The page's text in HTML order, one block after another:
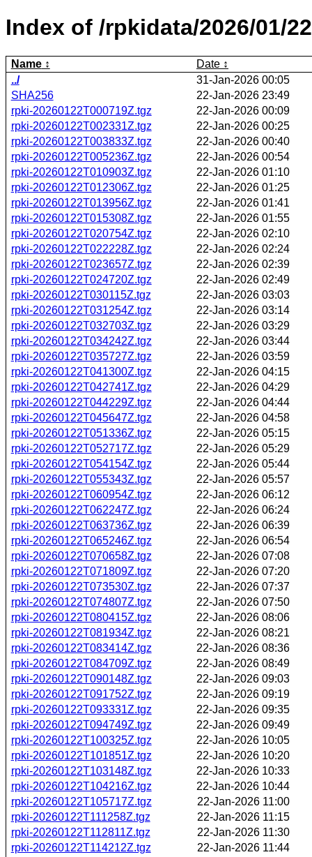
Index of /rpkidata/2026/01/
Name
Date
../
31-Jan-2026 00:05
SHA256
22-Jan-2026 23:49
rpki-20260122T000719Z.tgz
22-Jan-2026 00:09
rpki-20260122T002331Z.tgz
22-Jan-2026 00:25
rpki-20260122T003833Z.tgz
22-Jan-2026 00:40
rpki-20260122T005236Z.tgz
22-Jan-2026 00:54
rpki-20260122T010903Z.tgz
22-Jan-2026 01:10
rpki-20260122T012306Z.tgz
22-Jan-2026 01:25
rpki-20260122T013956Z.tgz
22-Jan-2026 01:41
rpki-20260122T015308Z.tgz
22-Jan-2026 01:55
rpki-20260122T020754Z.tgz
22-Jan-2026 02:10
rpki-20260122T022228Z.tgz
22-Jan-2026 02:24
rpki-20260122T023657Z.tgz
22-Jan-2026 02:39
rpki-20260122T024720Z.tgz
22-Jan-2026 02:49
rpki-20260122T030115Z.tgz
22-Jan-2026 03:03
rpki-20260122T031254Z.tgz
22-Jan-2026 03:14
rpki-20260122T032703Z.tgz
22-Jan-2026 03:29
rpki-20260122T034242Z.tgz
22-Jan-2026 03:44
rpki-20260122T035727Z.tgz
22-Jan-2026 03:59
rpki-20260122T041300Z.tgz
22-Jan-2026 04:15
rpki-20260122T042741Z.tgz
22-Jan-2026 04:29
rpki-20260122T044229Z.tgz
22-Jan-2026 04:44
rpki-20260122T045647Z.tgz
22-Jan-2026 04:58
rpki-20260122T051336Z.tgz
22-Jan-2026 05:15
rpki-20260122T052717Z.tgz
22-Jan-2026 05:29
rpki-20260122T054154Z.tgz
22-Jan-2026 05:44
rpki-20260122T055343Z.tgz
22-Jan-2026 05:57
rpki-20260122T060954Z.tgz
22-Jan-2026 06:12
rpki-20260122T062247Z.tgz
22-Jan-2026 06:24
rpki-20260122T063736Z.tgz
22-Jan-2026 06:39
rpki-20260122T065246Z.tgz
22-Jan-2026 06:54
rpki-20260122T070658Z.tgz
22-Jan-2026 07:08
rpki-20260122T071809Z.tgz
22-Jan-2026 07:20
rpki-20260122T073530Z.tgz
22-Jan-2026 07:37
rpki-20260122T074807Z.tgz
22-Jan-2026 07:50
rpki-20260122T080415Z.tgz
22-Jan-2026 08:06
rpki-20260122T081934Z.tgz
22-Jan-2026 08:21
rpki-20260122T083414Z.tgz
22-Jan-2026 08:36
rpki-20260122T084709Z.tgz
22-Jan-2026 08:49
rpki-20260122T090148Z.tgz
22-Jan-2026 09:03
rpki-20260122T091752Z.tgz
22-Jan-2026 09:19
rpki-20260122T093331Z.tgz
22-Jan-2026 09:35
rpki-20260122T094749Z.tgz
22-Jan-2026 09:49
rpki-20260122T100325Z.tgz
22-Jan-2026 10:05
rpki-20260122T101851Z.tgz
22-Jan-2026 10:20
rpki-20260122T103148Z.tgz
22-Jan-2026 10:33
rpki-20260122T104216Z.tgz
22-Jan-2026 10:44
rpki-20260122T105717Z.tgz
22-Jan-2026 11:00
rpki-20260122T111258Z.tgz
22-Jan-2026 11:15
rpki-20260122T112811Z.tgz
22-Jan-2026 11:30
rpki-20260122T114212Z.tgz
22-Jan-2026 11:44